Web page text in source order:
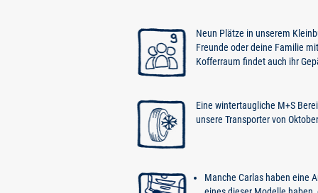
Neun Plätze in unserem
Freunde oder deine Familie
Kofferraum findet auch ihr
Eine wintertaugliche M+S
unsere Transporter von
Manche Carlas haben eine